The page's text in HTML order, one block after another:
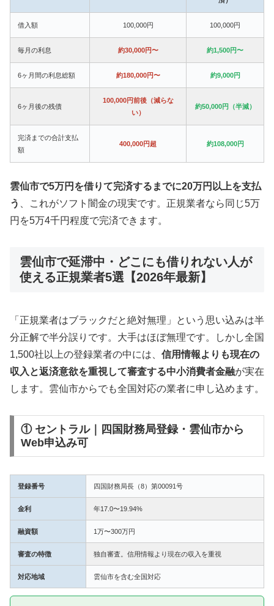
借入額 100,000円 100,000円
毎月の利息 約30,000円〜 約1,500円〜
6ヶ月間の利息総額 約180,000円〜 約9,000円
6ヶ月後の残債
100,000円前後（減らな
い）
約50,000円（半減）
完済までの合計支払
額
400,000円超 約108,000円
雲仙市で5万円を借りて完済するまでに20万円以上を支払
う
、これがソフト闇金の現実です。正規業者なら同じ5万
円を5万4千円程度で完済できます。
雲仙市で延滞中・どこにも借りれない人が
使える正規業者5選【2026年最新】
「正規業者はブラックだと絶対無理」という思い込みは半
分正解で半分誤りです。大手はほぼ無理です。しかし全国
1,500社以上の登録業者の中には、 信用情報よりも現在の
収入と返済意欲を重視して審査する中小消費者金融が実在
します。雲仙市からでも全国対応の業者に申し込めます。
① セントラル｜四国財務局登録・雲仙市から
Web申込み可
登録番号 四国財務局長（8）第00091号
金利 年17.0〜19.94%
融資額 1万〜300万円
審査の特徴 独自審査。信用情報より現在の収入を重視
対応地域 雲仙市を含む全国対応